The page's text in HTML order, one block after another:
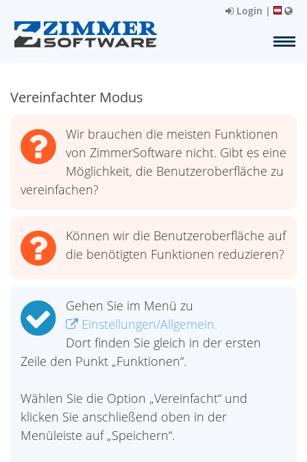
Login |
Vereinfachter Modus
Wir brauchen die meisten Funktionen
von ZimmerSoftware nicht. Gibt es eine
Möglichkeit, die Benutzeroberfläche zu
vereinfachen?
Können wir die Benutzeroberfläche auf
die benötigten Funktionen reduzieren?
Gehen Sie im Menü zu
Einstellungen/Allgemein.
Dort finden Sie gleich in der ersten
Zeile den Punkt „Funktionen“.
Wählen Sie die Option „Vereinfacht“ und
klicken Sie anschließend oben in der
Menüleiste auf „Speichern“.